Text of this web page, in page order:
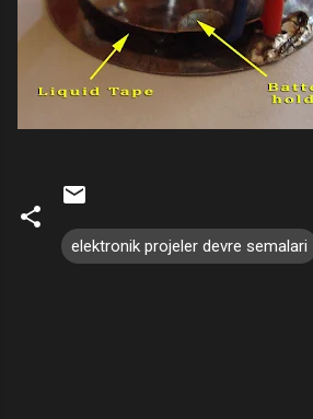
elektronik projeler devre semalari